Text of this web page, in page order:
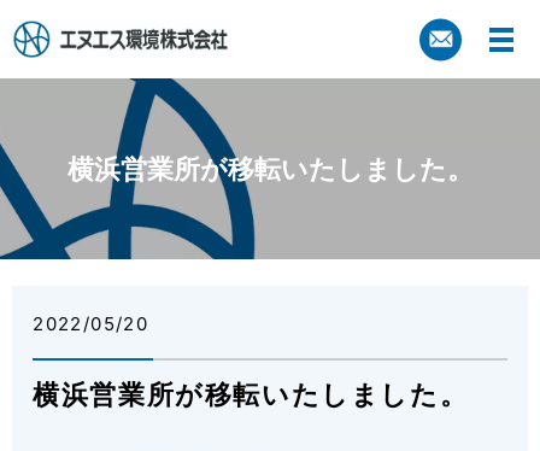
横浜営業所が移転いたしました。
2022/05/20
横浜営業所が移転いたしました。